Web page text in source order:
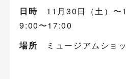
日時 11月30日（土）〜
9:00〜17:00
場所 ミュージアムショ